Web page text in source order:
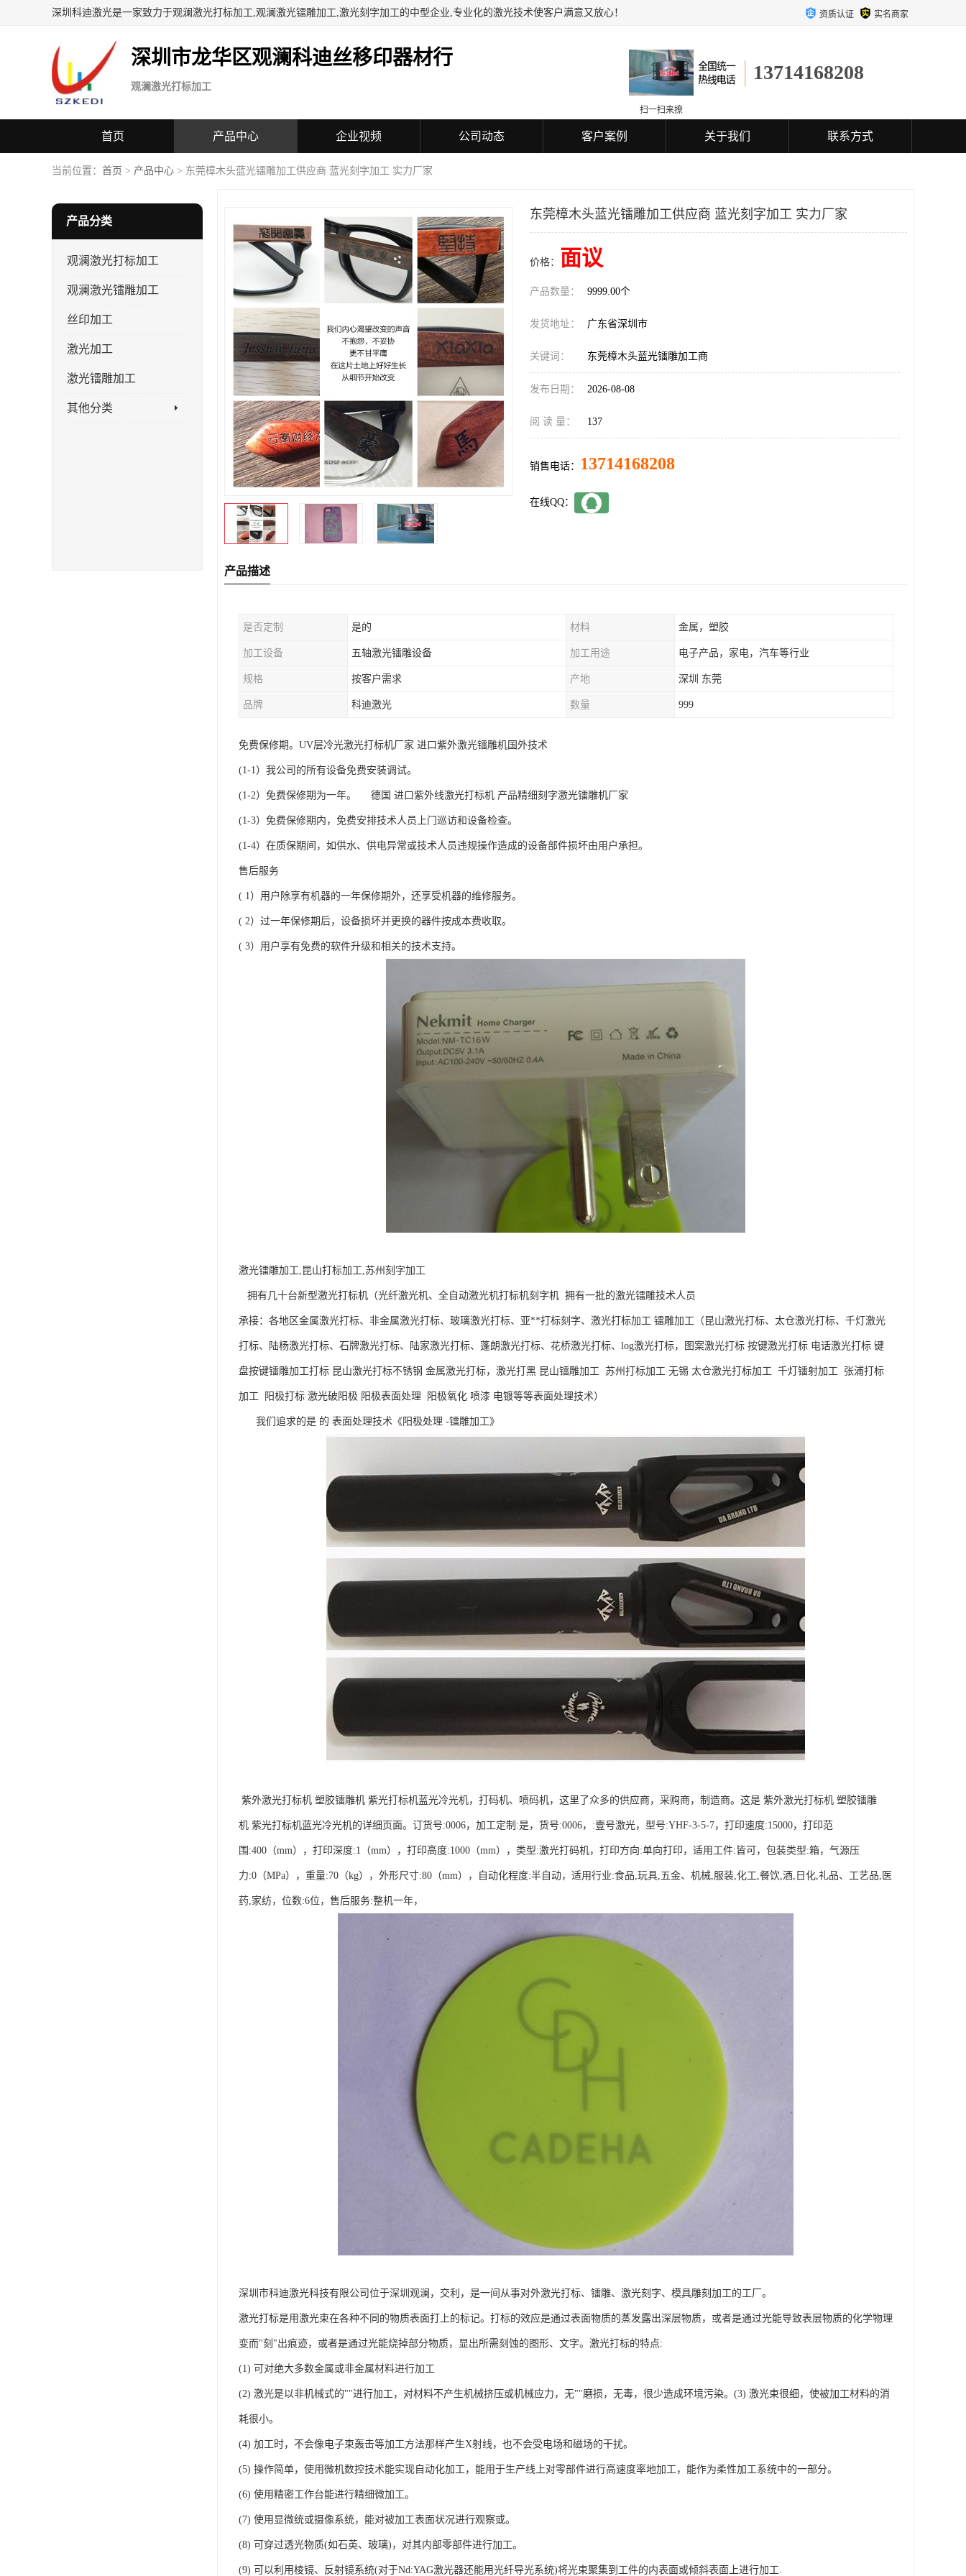
深圳科迪激光是一家致力于观澜激光打标加工,观澜激光镭雕加工,激光刻字加工的中型企业,专业化的激光技术使客户满意又放心！ 资质认证 实名商家
深圳市龙华区观澜科迪丝移印器材行
观澜激光打标加工
13714168208
扫一扫来撩
首页 产品中心 企业视频 公司动态 客户案例 关于我们 联系方式
当前位置： 首页 > 产品中心 > 东莞樟木头蓝光镭雕加工供应商 蓝光刻字加工 实力厂家
产品分类
观澜激光打标加工
观澜激光镭雕加工
丝印加工
激光加工
激光镭雕加工
其他分类
东莞樟木头蓝光镭雕加工供应商 蓝光刻字加工 实力厂家
价格： 面议
产品数量： 9999.00个
发货地址： 广东省深圳市
关键词： 东莞樟木头蓝光镭雕加工商
发布日期： 2026-08-08
阅 读 量： 137
销售电话： 13714168208
在线QQ：
产品描述
是否定制 是的 材料 金属，塑胶
加工设备 五轴激光镭雕设备 加工用途 电子产品，家电，汽车等行业
规格 按客户需求 产地 深圳 东莞
品牌 科迪激光 数量 999
免费保修期。UV层冷光激光打标机厂家 进口紫外激光镭雕机国外技术
(1-1）我公司的所有设备免费安装调试。
(1-2）免费保修期为一年。 德国 进口紫外线激光打标机 产品精细刻字激光镭雕机厂家
(1-3）免费保修期内，免费安排技术人员上门巡访和设备检查。
(1-4）在质保期间，如供水、供电异常或技术人员违规操作造成的设备部件损坏由用户承担。
售后服务
( 1）用户除享有机器的一年保修期外，还享受机器的维修服务。
( 2）过一年保修期后，设备损坏并更换的器件按成本费收取。
( 3）用户享有免费的软件升级和相关的技术支持。
激光镭雕加工,昆山打标加工,苏州刻字加工
拥有几十台新型激光打标机（光纤激光机、全自动激光机打标机刻字机 拥有一批的激光镭雕技术人员
承接：各地区金属激光打标、非金属激光打标、玻璃激光打标、亚**打标刻字、激光打标加工 镭雕加工（昆山激光打标、太仓激光打标、千灯激光
打标、陆杨激光打标、石牌激光打标、陆家激光打标、蓬朗激光打标、花桥激光打标、log激光打标，图案激光打标 按键激光打标 电话激光打标 键
盘按键镭雕加工打标 昆山激光打标不锈钢 金属激光打标，激光打黑 昆山镭雕加工 苏州打标加工 无锡 太仓激光打标加工 千灯镭射加工 张浦打标
加工 阳极打标 激光破阳极 阳极表面处理 阳极氧化 喷漆 电镀等等表面处理技术）
我们追求的是 的 表面处理技术《阳极处理 -镭雕加工》
紫外激光打标机 塑胶镭雕机 紫光打标机蓝光冷光机，打码机、喷码机，这里了众多的供应商，采购商，制造商。这是 紫外激光打标机 塑胶镭雕
机 紫光打标机蓝光冷光机的详细页面。订货号:0006，加工定制:是，货号:0006，:壹号激光，型号:YHF-3-5-7，打印速度:15000，打印范
围:400（mm），打印深度:1（mm），打印高度:1000（mm），类型:激光打码机，打印方向:单向打印，适用工件:皆可，包装类型:箱，气源压
力:0（MPa），重量:70（kg），外形尺寸:80（mm），自动化程度:半自动，适用行业:食品,玩具,五金、机械,服装,化工,餐饮,酒,日化,礼品、工艺品,医
药,家纺，位数:6位，售后服务:整机一年，
深圳市科迪激光科技有限公司位于深圳观澜，交利，是一间从事对外激光打标、镭雕、激光刻字、模具雕刻加工的工厂。
激光打标是用激光束在各种不同的物质表面打上的标记。打标的效应是通过表面物质的蒸发露出深层物质，或者是通过光能导致表层物质的化学物理
变而"刻"出痕迹，或者是通过光能烧掉部分物质，显出所需刻蚀的图形、文字。激光打标的特点:
(1) 可对绝大多数金属或非金属材料进行加工
(2) 激光是以非机械式的""进行加工，对材料不产生机械挤压或机械应力，无""磨损，无毒，很少造成环境污染。(3) 激光束很细，使被加工材料的消
耗很小。
(4) 加工时，不会像电子束轰击等加工方法那样产生X射线，也不会受电场和磁场的干扰。
(5) 操作简单，使用微机数控技术能实现自动化加工，能用于生产线上对零部件进行高速度率地加工，能作为柔性加工系统中的一部分。
(6) 使用精密工作台能进行精细微加工。
(7) 使用显微统或摄像系统，能对被加工表面状况进行观察或。
(8) 可穿过透光物质(如石英、玻璃)，对其内部零部件进行加工。
(9) 可以利用棱镜、反射镜系统(对于Nd:YAG激光器还能用光纤导光系统)将光束聚集到工件的内表面或倾斜表面上进行加工.